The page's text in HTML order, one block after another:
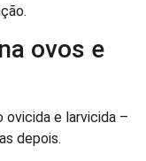
ovos e
e larvicida –
depois.